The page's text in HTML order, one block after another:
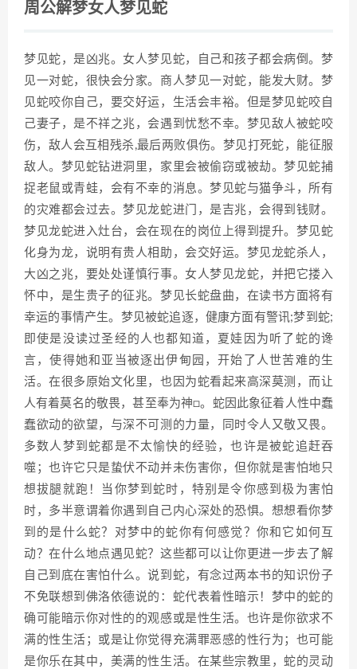
周公解梦女人梦见蛇
梦见蛇，是凶兆。女人梦见蛇，自己和孩子都会病倒。梦
见一对蛇，很快会分家。商人梦见一对蛇，能发大财。梦
见蛇咬你自己，要交好运，生活会丰裕。但是梦见蛇咬自
己妻子，是不祥之兆，会遇到忧愁不幸。梦见敌人被蛇咬
伤，敌人会互相残杀,最后两败俱伤。梦见打死蛇，能征服
敌人。梦见蛇钻进洞里，家里会被偷窃或被劫。梦见蛇捕
捉老鼠或青蛙，会有不幸的消息。梦见蛇与猫争斗，所有
的灾难都会过去。梦见龙蛇进门，是吉兆，会得到钱财。
梦见龙蛇进入灶台，会在现在的岗位上得到提升。梦见蛇
化身为龙，说明有贵人相助，会交好运。梦见龙蛇杀人，
大凶之兆，要处处谨慎行事。女人梦见龙蛇，并把它搂入
怀中，是生贵子的征兆。梦见长蛇盘曲，在读书方面将有
幸运的事情产生。梦见被蛇追逐，健康方面有警讯;梦到蛇;
即使是没读过圣经的人也都知道，夏娃因为听了蛇的谗
言，使得她和亚当被逐出伊甸园，开始了人世苦难的生
活。在很多原始文化里，也因为蛇看起来高深莫测，而让
人有着莫名的敬畏，甚至奉为神□。蛇因此象征着人性中蠢
蠢欲动的欲望，与深不可测的力量，同时令人又敬又畏。
多数人梦到蛇都是不太愉快的经验，也许是被蛇追赶吞
噬；也许它只是蛰伏不动并未伤害你，但你就是害怕地只
想拔腿就跑！当你梦到蛇时，特别是令你感到极为害怕
时，多半意谓着你遇到自己内心深处的恐惧。想想看你梦
到的是什么蛇？对梦中的蛇你有何感觉？你和它如何互
动？在什么地点遇见蛇？这些都可以让你更进一步去了解
自己到底在害怕什么。说到蛇，有念过两本书的知识份子
不免联想到佛洛依德说的：蛇代表着性暗示！梦中的蛇的
确可能暗示你对性的的观感或是性生活。也许是你欲求不
满的性生活；或是让你觉得充满罪恶感的性行为；也可能
是你乐在其中，美满的性生活。在某些宗教里，蛇的灵动